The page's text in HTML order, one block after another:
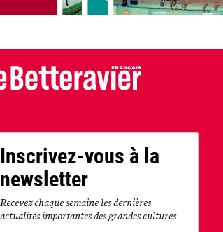
Inscrivez-vous à la
newsletter
Recevez chaque semaine les dernières
actualités importantes des grandes cultures